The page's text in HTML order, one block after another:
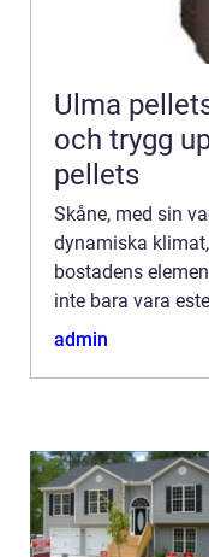
Ulma
och trygg
pellets
Skåne, med sin
dynamiska
bostadens
inte bara vara
hållbara och
admin